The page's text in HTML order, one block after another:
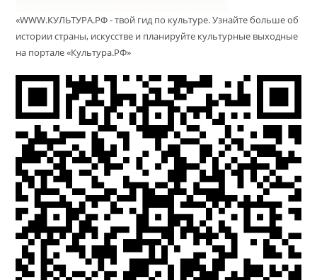
«WWW.КУЛЬТУРА.РФ - твой гид по культуре. Узнайте больше об
истории страны, искусстве и планируйте культурные выходные
на портале «Культура.РФ»